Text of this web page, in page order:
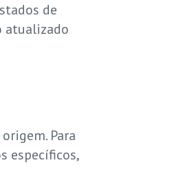
de
atualizado
Para
específicos,